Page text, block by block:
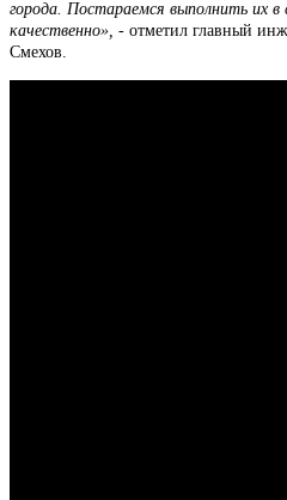
города. Постараемся выполнить их в
качественно», - отметил главный
Смехов.